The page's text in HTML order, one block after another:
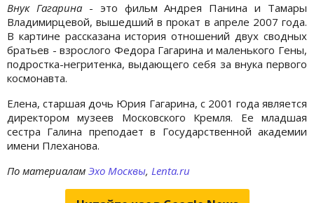
Внук Гагарина- это фильм Андрея Панина и Тамары
Владимирцевой, вышедший в прокат в апреле 2007 года.
В картине рассказана история отношений двух сводных
братьев - взрослого Федора Гагарина и маленького Гены,
подростка-негритенка, выдающего себя за внука первого
космонавта.
Елена, старшая дочь Юрия Гагарина, с 2001 года является
директором музеев Московского Кремля. Ее младшая
сестра Галина преподает в Государственной академии
имени Плеханова.
По материалам Эхо Москвы, Lenta.ru